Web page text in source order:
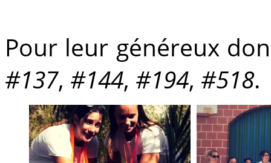
Pour leur généreux
#137, #144, #194, #518